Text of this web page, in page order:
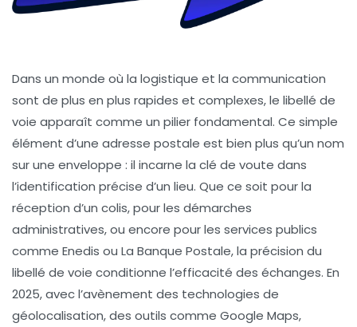
Dans un monde où la logistique et la communication
sont de plus en plus rapides et complexes, le libellé de
voie apparaît comme un pilier fondamental. Ce simple
élément d’une adresse postale est bien plus qu’un nom
sur une enveloppe : il incarne la clé de voute dans
l’identification précise d’un lieu. Que ce soit pour la
réception d’un colis, pour les démarches
administratives, ou encore pour les services publics
comme Enedis ou La Banque Postale, la précision du
libellé de voie conditionne l’efficacité des échanges. En
2025, avec l’avènement des technologies de
géolocalisation, des outils comme Google Maps,